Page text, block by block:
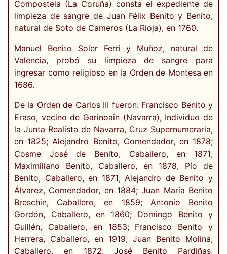
Compostela (La Coruña) consta el expediente de
limpieza de sangre de Juan Félix Benito y Benito,
natural de Soto de Cameros (La Rioja), en 1760.
Manuel Benito Soler Ferri y Muñoz, natural de
Valencia, probó su limpieza de sangre para
ingresar como religioso en la Orden de Montesa en
1686.
De la Orden de Carlos III fueron: Francisco Benito y
Eraso, vecino de Garinoain (Navarra), Individuo de
la Junta Realista de Navarra, Cruz Supernumeraria,
en 1825; Alejandro Benito, Comendador, en 1878;
Cosme José de Benito, Caballero, en 1871;
Maximiliano Benito, Caballero, en 1878; Pío de
Benito, Caballero, en 1871; Alejandro de Benito y
Álvarez, Comendador, en 1884; Juan María Benito
Breschin, Caballero, en 1859; Antonio Benito
Gordón, Caballero, en 1860; Domingo Benito y
Guillén, Caballero, en 1853; Francisco Benito y
Herrera, Caballero, en 1919; Juan Benito Molina,
Caballero, en 1872; José Benito Pardiñas,